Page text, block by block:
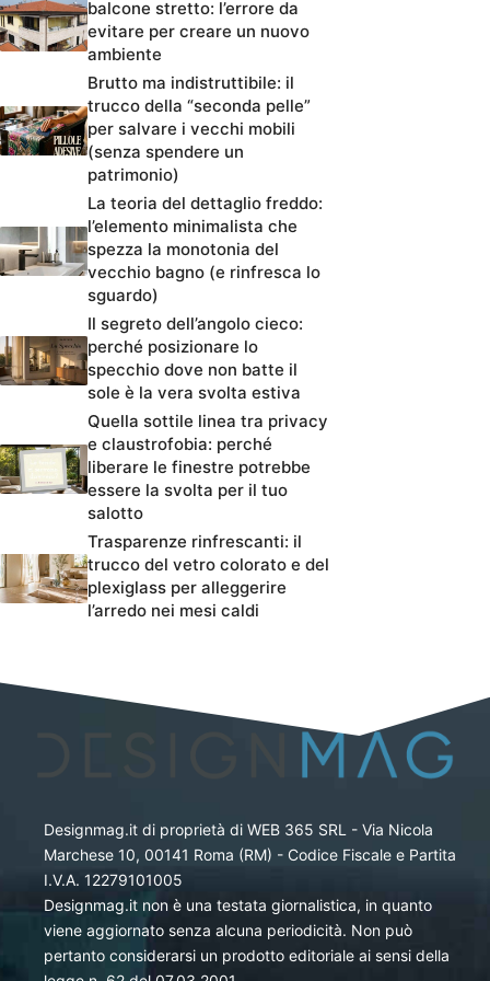
balcone stretto: l’errore da
evitare per creare un nuovo
ambiente
Brutto ma indistruttibile: il
trucco della “seconda pelle”
per salvare i vecchi mobili
(senza spendere un
patrimonio)
La teoria del dettaglio freddo:
l’elemento minimalista che
spezza la monotonia del
vecchio bagno (e rinfresca lo
sguardo)
Il segreto dell’angolo cieco:
perché posizionare lo
specchio dove non batte il
sole è la vera svolta estiva
Quella sottile linea tra privacy
e claustrofobia: perché
liberare le finestre potrebbe
essere la svolta per il tuo
salotto
Trasparenze rinfrescanti: il
trucco del vetro colorato e del
plexiglass per alleggerire
l’arredo nei mesi caldi
Designmag.it di proprietà di WEB 365 SRL - Via Nicola
Marchese 10, 00141 Roma (RM) - Codice Fiscale e Partita
I.V.A. 12279101005
Designmag.it non è una testata giornalistica, in quanto
viene aggiornato senza alcuna periodicità. Non può
pertanto considerarsi un prodotto editoriale ai sensi della